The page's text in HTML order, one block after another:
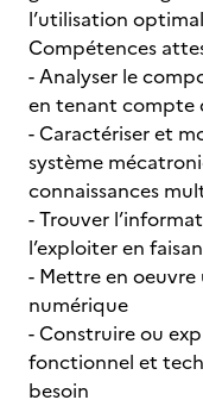
l’utilisation
Compétences
- Analyser le
en tenant compte
- Caractériser et
système
connaissances
- Trouver
l’exploiter en
- Mettre en
numérique
- Construire ou
fonctionnel et
besoin